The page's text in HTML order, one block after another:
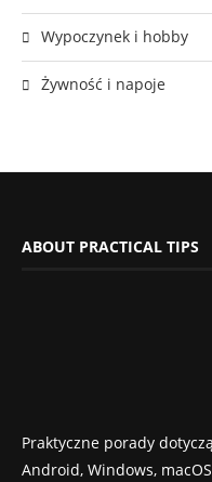
Wypoczynek i hobby
Żywność i napoje
ABOUT PRACTICAL TIPS
Praktyczne porady
Android, Windows,